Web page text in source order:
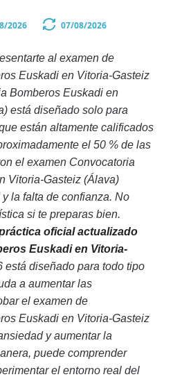
2026 07/08/2026
al examen de
Euskadi en Vitoria-Gasteiz
Bomberos Euskadi en
está diseñado solo para
están altamente calificados
el 50 % de las
el examen Convocatoria
Vitoria-Gasteiz (Álava)
la falta de confianza. No
si te preparas bien.
oficial actualizado
Euskadi en Vitoria-
está diseñado para todo tipo
a aumentar las
el examen de
Euskadi en Vitoria-Gasteiz
y aumentar la
puede comprender
el entorno real del